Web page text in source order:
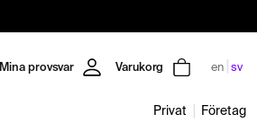
Mina provsvar Varukorg en sv
Privat Företag